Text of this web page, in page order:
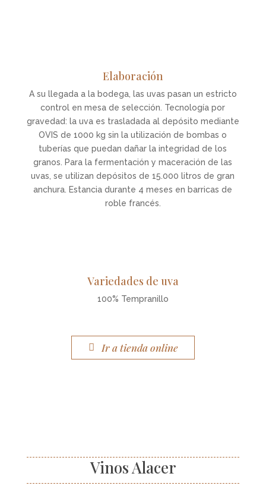
Elaboración
A su llegada a la bodega, las uvas pasan un estricto
control en mesa de selección. Tecnología por
gravedad: la uva es trasladada al depósito mediante
OVIS de 1000 kg sin la utilización de bombas o
tuberías que puedan dañar la integridad de los
granos. Para la fermentación y maceración de las
uvas, se utilizan depósitos de 15.000 litros de gran
anchura. Estancia durante 4 meses en barricas de
roble francés.
Variedades de uva
100% Tempranillo
Ir a tienda online
Vinos Alacer